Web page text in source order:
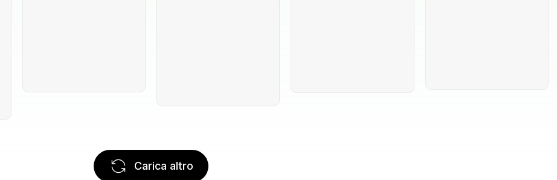
Carica altro